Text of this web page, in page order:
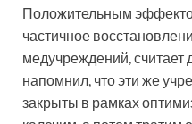
Положительным
частичное
медучреждений, считает
напомнил, что эти же
закрыты в рамках